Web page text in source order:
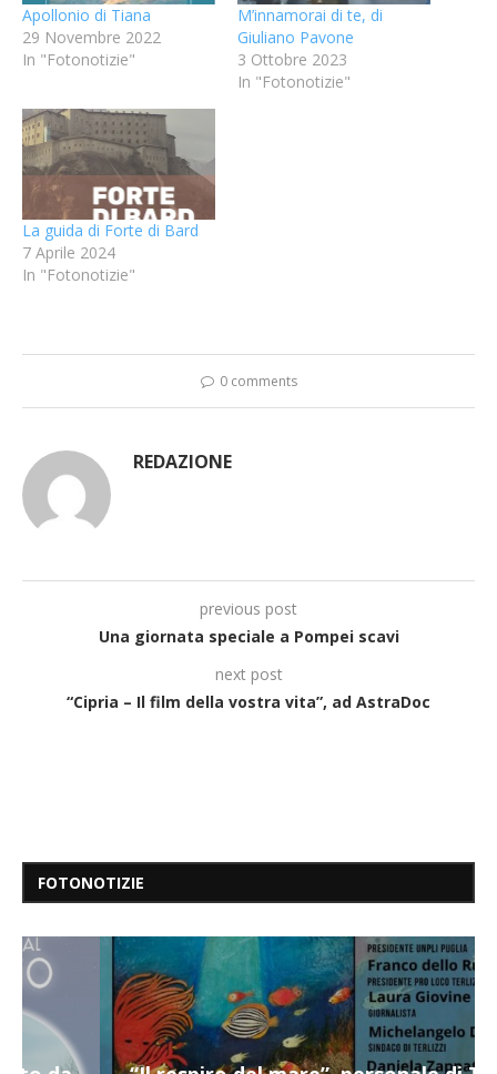
Apollonio di Tiana
29 Novembre 2022
In "Fotonotizie"
M’innamorai di te, di
Giuliano Pavone
3 Ottobre 2023
In "Fotonotizie"
La guida di Forte di Bard
7 Aprile 2024
In "Fotonotizie"
0 comments
REDAZIONE
previous post
Una giornata speciale a Pompei scavi
next post
“Cipria – Il film della vostra vita”, ad AstraDoc
FOTONOTIZIE